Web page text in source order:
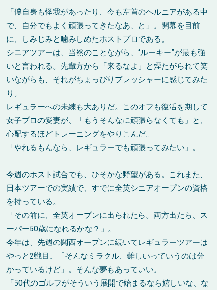
「僕自身も怪我があったり、今も左首のヘルニアがある中
で、自分でもよく頑張ってきたなあ、と」。開幕を目前
に、しみじみと噛みしめたホストプロである。
シニアツアーは、当然のことながら、“ルーキー”が最も強
いと言われる。先輩方から「来るなよ」と煙たがられて笑
いながらも、それがちょっぴりプレッシャーに感じてみた
り。
レギュラーへの未練も大ありだ。このオフも復活を期して
女子プロの愛妻が、「もうそんなに頑張らなくても」と、
心配するほどトレーニングをやりこんだ。
「やれるもんなら、レギュラーでも頑張ってみたい」。
今週のホスト試合でも、ひそかな野望がある。これまた、
日本ツアーでの実績で、すでに全英シニアオープンの資格
を持っている。
「その前に、全英オープンに出られたら。両方出たら、ス
ーパー50歳になれるかな？」。
今年は、先週の関西オープンに続いてレギュラーツアーは
やっと2戦目。「そんなミラクル、難しいっていうのは分
かっているけど」。そんな夢もあっていい。
「50代のゴルフがそういう展開で始まるなら嬉しいな、な